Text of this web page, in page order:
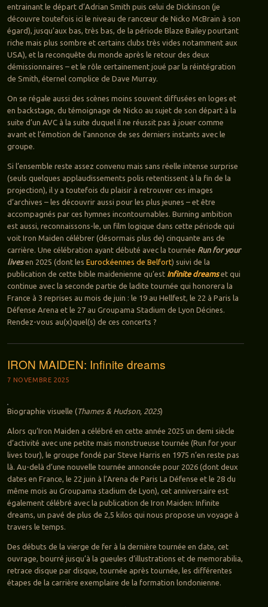
entrainant le départ d’Adrian Smith puis celui de Dickinson (je
découvre toutefois ici le niveau de rancœur de Nicko McBrain à son
égard), jusqu’aux bas, très bas, de la période Blaze Bailey pourtant
riche mais plus sombre et certains clubs très vides notamment aux
USA), et la reconquête du monde après le retour des deux
démissionnaires – et le rôle certainement joué par la réintégration
de Smith, éternel complice de Dave Murray.
On se régale aussi des scènes moins souvent diffusées en loges et
en backstage, du témoignage de Nicko au sujet de son départ à la
suite d’un AVC à la suite duquel il ne réussit pas à jouer comme
avant et l’émotion de l’annonce de ses derniers instants avec le
groupe.
Si l’ensemble reste assez convenu mais sans réelle intense surprise
(seuls quelques applaudissements polis retentissent à la fin de la
projection), il y a toutefois du plaisir à retrouver ces images
d’archives – les découvrir aussi pour les plus jeunes – et être
accompagnés par ces hymnes incontournables. Burning ambition
est aussi, reconnaissons-le, un film logique dans cette période qui
voit Iron Maiden célébrer (désormais plus de) cinquante ans de
carrière. Une célébration ayant débuté avec la tournée Run for your
livesen 2025 (dont les Eurockéennes de Belfort) suivi de la
publication de cette bible maidenienne qu’est Infinite dreamset qui
continue avec la seconde partie de ladite tournée qui honorera la
France à 3 reprises au mois de juin : le 19 au Hellfest, le 22 à Paris la
Défense Arena et le 27 au Groupama Stadium de Lyon Décines.
Rendez-vous au(x)quel(s) de ces concerts ?
IRON MAIDEN: Infinite dreams
7 NOVEMBRE 2025
Biographie visuelle (Thames & Hudson, 2025)
Alors qu’Iron Maiden a célébré en cette année 2025 un demi siècle
d’activité avec une petite mais monstrueuse tournée (Run for your
lives tour), le groupe fondé par Steve Harris en 1975 n’en reste pas
là. Au-delà d’une nouvelle tournée annoncée pour 2026 (dont deux
dates en France, le 22 juin à l’Arena de Paris La Défense et le 28 du
même mois au Groupama stadium de Lyon), cet anniversaire est
également célébré avec la publication de Iron Maiden: Infinite
dreams, un pavé de plus de 2,5 kilos qui nous propose un voyage à
travers le temps.
Des débuts de la vierge de fer à la dernière tournée en date, cet
ouvrage, bourré jusqu’à la gueules d’illustrations et de memorabilia,
retrace disque par disque, tournée après tournée, les différentes
étapes de la carrière exemplaire de la formation londonienne.